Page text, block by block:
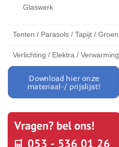
Glaswerk
Tenten / Parasols / Tapijt / Groen
Verlichting / Elektra / Verwarming